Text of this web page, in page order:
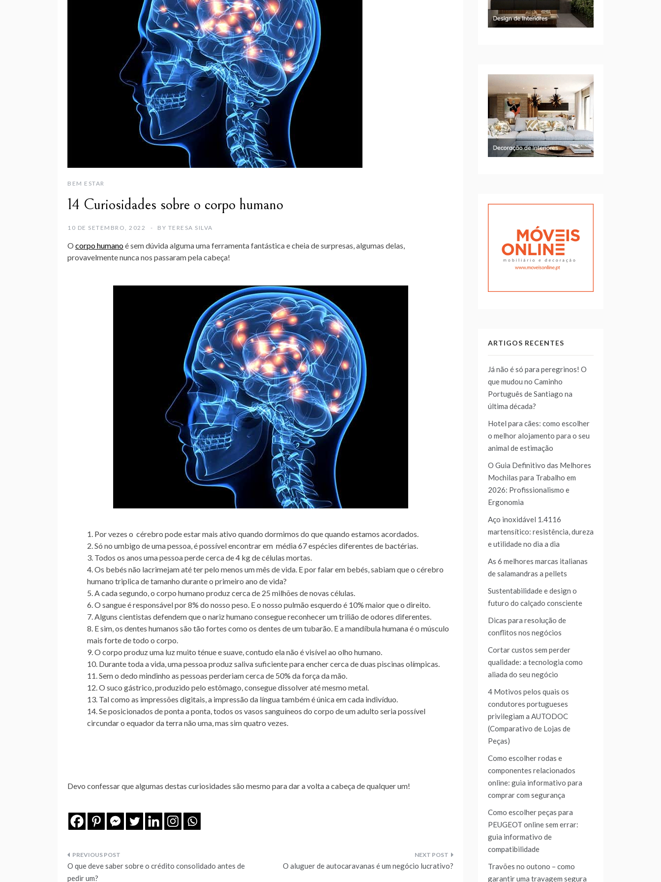
BEM ESTAR
14 Curiosidades sobre o corpo humano
10 DE SETEMBRO, 2022 BY TERESA SILVA
O corpo humanoé sem dúvida alguma uma ferramenta fantástica e cheia de surpresas,algumas delas,
provavelmente nunca nos passaram pela cabeça!
Por vezes o cérebro pode estar mais ativo quando dormimos do que quando estamos acordados.
Só no umbigo de uma pessoa,é possível encontrar em média 67 espécies diferentes de bactérias.
Todos os anos uma pessoa perde cerca de 4 kg de células mortas.
Os bebés não lacrimejamaté ter pelo menos um mês de vida. E por falar em bebés,sabiam que o cérebro
humano triplica de tamanho durante o primeiro ano de vida?
A cada segundo,o corpo humano produz cerca de 25 milhões de novas células.
O sangue é responsável por 8% do nosso peso. E o nosso pulmão esquerdo é 10% maior que o direito.
Alguns cientistas defendem que o nariz humano consegue reconhecer um trilião de odores diferentes.
E sim,os dentes humanos são tão fortes como os dentes de um tubarão. E a mandíbula humana é o músculo
mais forte de todo o corpo.
O corpo produz uma luz muito ténue e suave,contudo ela não é visível ao olho humano.
Durante toda a vida,uma pessoa produz saliva suficiente para encher cerca de duas piscinas olímpicas.
Sem o dedo mindinho as pessoas perderiam cerca de 50% da força da mão.
O suco gástrico, produzido pelo estômago, consegue dissolver até mesmo metal.
Tal como as impressões digitais,a impressão da língua também é única em cada indivíduo.
Se posicionados de ponta a ponta,todos os vasos sanguíneos do corpo de um adulto seria possível
circundar o equador da terra não uma,mas sim quatro vezes.
Devo confessar que algumas destas curiosidades são mesmo para dar a volta a cabeça de qualquer um!
Navegação
O que deve saber sobre o crédito consolidado antes de
pedir um?
O aluguer de autocaravanas é um negócio lucrativo?
ARTIGOS RECENTES
Já não é só para peregrinos! O
que mudou no Caminho
Português de Santiago na
última década?
Hotel para cães: como escolher
o melhor alojamento para o seu
animal de estimação
O Guia Definitivo das Melhores
Mochilas para Trabalho em
2026: Profissionalismo e
Ergonomia
Aço inoxidável 1.4116
martensítico: resistência, dureza
e utilidade no dia a dia
As 6 melhores marcas italianas
de salamandras a pellets
Sustentabilidade e design o
futuro do calçado consciente
Dicas para resolução de
conflitos nos negócios
Cortar custos sem perder
qualidade: a tecnologia como
aliada do seu negócio
4 Motivos pelos quais os
condutores portugueses
privilegiam a AUTODOC
(Comparativo de Lojas de
Peças)
Como escolher rodas e
componentes relacionados
online: guia informativo para
comprar com segurança
Como escolher peças para
PEUGEOT online sem errar:
guia informativo de
compatibilidade
Travões no outono – como
garantir uma travagem segura